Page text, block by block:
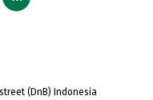
(DnB) Indonesia